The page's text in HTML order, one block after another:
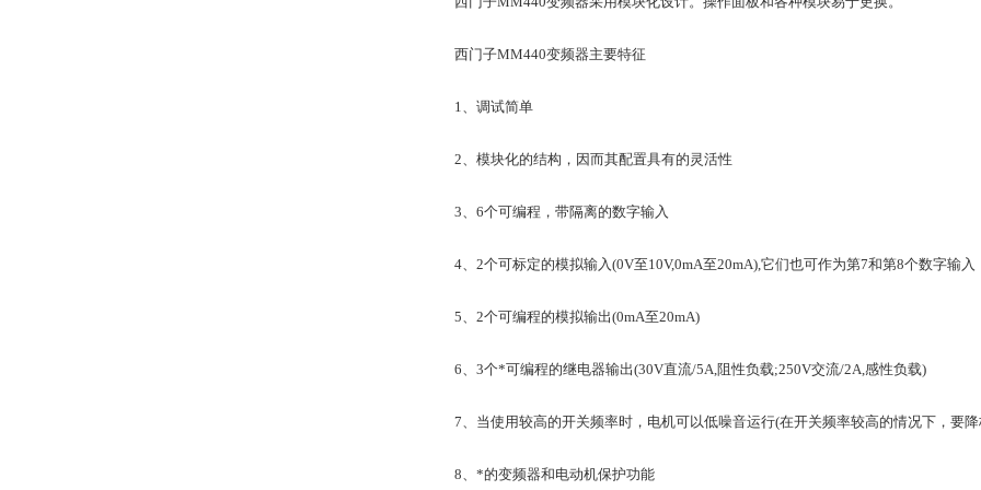
西门子MM440变频器主要特征
1、调试简单
2、模块化的结构，因而其配置具有的灵活性
3、6个可编程，带隔离的数字输入
4、2个可标定的模拟输入(0V至10V,0mA至20mA),它们也可作为第7和第8个数字输入
5、2个可编程的模拟输出(0mA至20mA)
6、3个*可编程的继电器输出(30V直流/5A,阻性负载;250V交流/2A,感性负载)
7、当使用较高的开关频率时，电机可以低噪音运行(在开关频率较高的情况下，要
8、*的变频器和电动机保护功能